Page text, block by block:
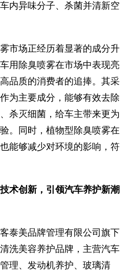
内异味分子、杀菌并清新空
市场正经历着显著的成分升
用除臭喷雾在市场中表现亮
品质的消费者的追捧。其采
为主要成分，能够有效去除
杀灭细菌，给车主带来更为
。同时，植物型除臭喷雾在
能够减少对环境的影响，符
术创新，引领汽车养护新潮
泰美品牌管理有限公司旗下
洗美容养护品牌，主营汽车
理、发动机养护、玻璃清